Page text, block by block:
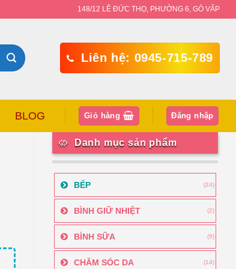
148/12 LÊ ĐỨC THỌ, PHƯỜNG 6, GÒ VẤP
Liên hệ: 0945-715-789
BLOG Giỏ hàng Đăng nhập
Danh mục sản phẩm
BẾP (24)
BÌNH GIỮ NHIỆT (2)
BÌNH SỮA (9)
CHĂM SÓC DA (14)